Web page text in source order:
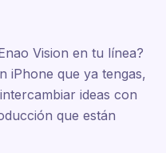
Vision en tu línea?
iPhone que ya tengas,
ideas con
que están